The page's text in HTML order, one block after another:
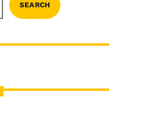
SEARCH